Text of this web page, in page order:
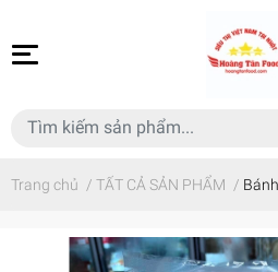
Trang chủ / TẤT CẢ SẢN PHẨM /